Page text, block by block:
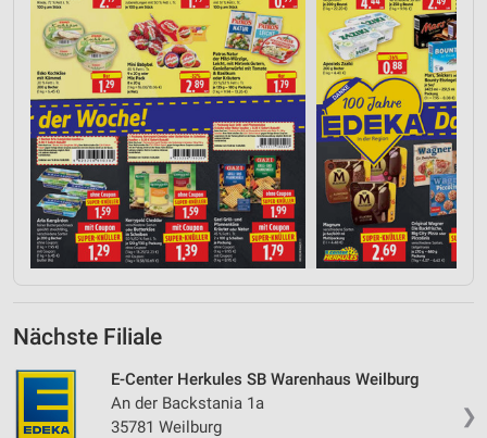
Nächste Filiale
❯
E-Center Herkules SB Warenhaus Weilburg
An der Backstania 1a
35781 Weilburg